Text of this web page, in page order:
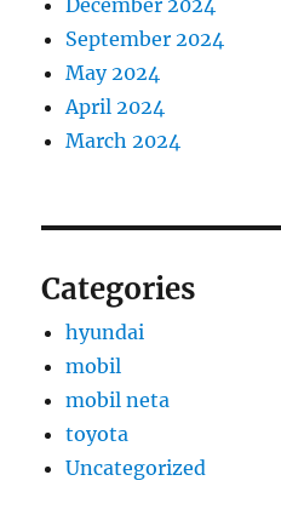
December 2024
September 2024
May 2024
April 2024
March 2024
Categories
hyundai
mobil
mobil neta
toyota
Uncategorized